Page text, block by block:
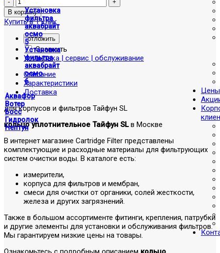
Установка
фильтра
аквабрайт
осмо
5
Установка
фильтра
аквабрайт
осмо
6
Аквафор
Вотер
Босс
Гидролок
Нептун
Цены
Купить в 1 клик
отложить
Сравнить
Установка | сервис | обслуживание
Описание
Характеристики
Доставка
для корпусов и фильтров Тайфун SL
кольцо уплотнительное Тайфун SLв Москве
В интернет магазине Cartridge Filter представлены
комплектующие и расходные материалы для фильтрующих
систем очистки воды. В каталоге есть:
измерители,
корпуса для фильтров и мембран,
смеси для очистки от органики, солей жесткости,
железа и других загрязнений.
Также в большом ассортименте фитинги, крепления, патрубки
и другие элементы для установки и обслуживания фильтров.
Мы гарантируем низкие цены на товары.